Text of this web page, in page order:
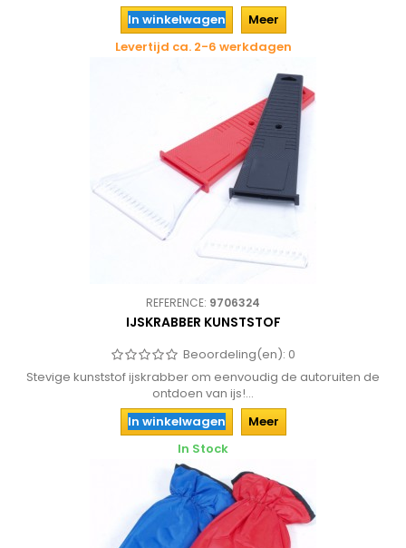
In winkelwagen
Meer
Levertijd ca. 2-6 werkdagen
REFERENCE: 9706324
IJSKRABBER KUNSTSTOF
Beoordeling(en): 0
Stevige kunststof ijskrabber om eenvoudig de autoruiten de
ontdoen van ijs!...
In winkelwagen
Meer
In Stock